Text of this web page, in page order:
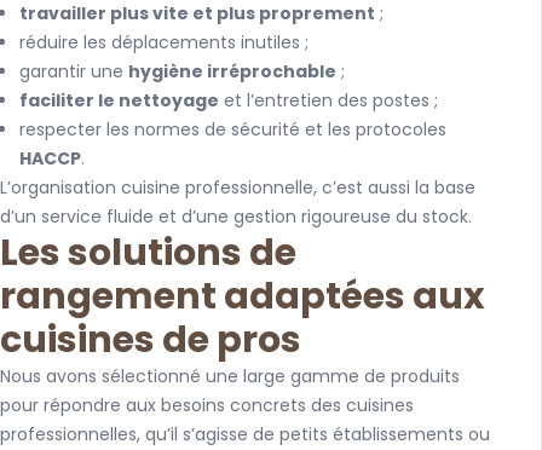
travailler plus vite et plus proprement ;
réduire les déplacements inutiles ;
garantir une hygiène irréprochable ;
faciliter le nettoyage et l’entretien des postes ;
respecter les normes de sécurité et les protocoles
HACCP.
L’organisation cuisine professionnelle, c’est aussi la base
d’un service fluide et d’une gestion rigoureuse du stock.
Les solutions de
rangement adaptées aux
cuisines de pros
Nous avons sélectionné une large gamme de produits
pour répondre aux besoins concrets des cuisines
professionnelles, qu’il s’agisse de petits établissements ou